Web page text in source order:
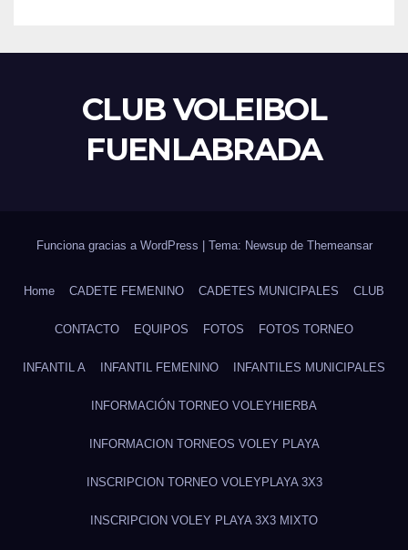
CLUB VOLEIBOL
FUENLABRADA
Funciona gracias a WordPress Tema: Newsup de Themeansar
Home CADETE FEMENINO CADETES MUNICIPALES CLUB
CONTACTO EQUIPOS FOTOS FOTOS TORNEO
INFANTIL A INFANTIL FEMENINO INFANTILES MUNICIPALES
INFORMACIÓN TORNEO VOLEYHIERBA
INFORMACION TORNEOS VOLEY PLAYA
INSCRIPCION TORNEO VOLEYPLAYA 3X3
INSCRIPCION VOLEY PLAYA 3X3 MIXTO